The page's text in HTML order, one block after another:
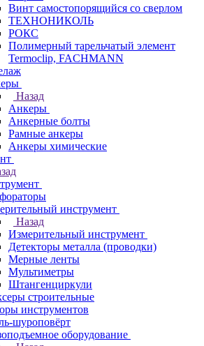
Винт самостопорящийся со сверлом
ТЕХНОНИКОЛЬ
РОКС
Полимерный тарельчатый элемент
Termoclip, FACHMANN
Назад
Анкеры
Анкерные болты
Рамные анкеры
Анкеры химические
инструмент
Назад
Измерительный инструмент
Детекторы металла (проводки)
Мерные ленты
Мультиметры
Штангенциркули
строительные
инструментов
шуроповёрт
оборудование